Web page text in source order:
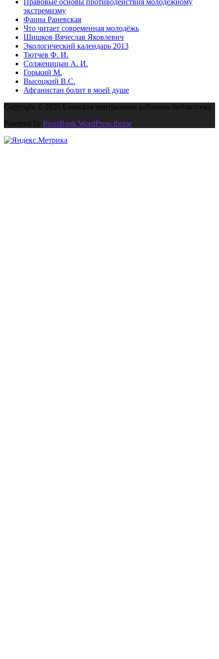
Правовые основы противодействия молодежному
экстремизму
Фаина Раневская
Что читает современная молодёжь
Шишков Вячеслав Яковлевич
Экологический календарь 2013
Тютчев Ф. И.
Солженицын А. И.
Горький М.
Высоцкий В.С.
Афганистан болит в моей душе
Copyright © 2026 Еланская центральная районная библиотека.
Powered by PressBook WordPress theme